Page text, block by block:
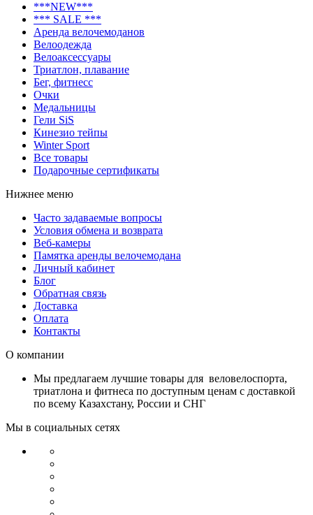
***NEW***
*** SALE ***
Аренда велочемоданов
Велоодежда
Велоаксессуары
Триатлон, плавание
Бег, фитнесс
Очки
Медальницы
Гели SiS
Кинезио тейпы
Winter Sport
Все товары
Подарочные сертификаты
Нижнее меню
Часто задаваемые вопросы
Условия обмена и возврата
Веб-камеры
Памятка аренды велочемодана
Личный кабинет
Блог
Обратная связь
Доставка
Оплата
Контакты
О компании
Мы предлагаем лучшие товары для веловелоспорта,
триатлона и фитнеса по доступным ценам с доставкой
по всему Казахстану, России и СНГ
Мы в социальных сетях